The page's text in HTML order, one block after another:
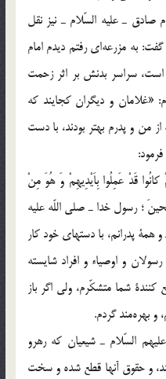
امام صادق ـ عليه السّلام ـ نيز نقل
پدرم گفت: به مزرعه‌اي رفتم ديدم امام
سراسر بدنش بر اثر زحمت
و ديگران كجايند كه
من و پدرم بهتر بودند، با دست
كانُوا قَدْ عَمِلُوا بِاَيْدِيهِمْ وَ هُوَ مِنْ
؛ رسول خدا ـ صلي اللّه عليه
همة پدرانم، با دستهاي خود كار
و اوصياء و افراد شايسته
كنندة شما متشكّرم، ولي اگر باز
و بهره‌مند گردم.
السّلام ـ شيعيان كه رهرو
و حقوق آنها قطع شده و سخت